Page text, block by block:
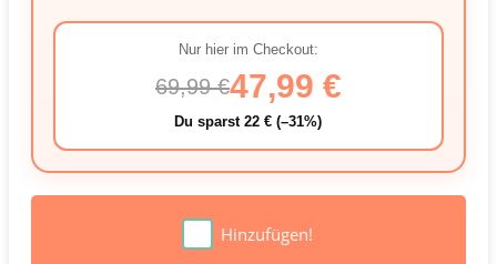
Nur hier im Checkout:
69,99 €47,99 €
Du sparst 22 € (–31%)
Hinzufügen!